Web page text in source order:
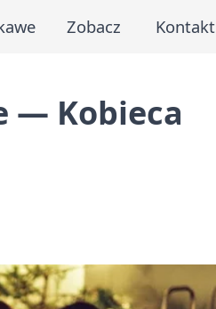
Zobacz Kontakt
— Kobieca